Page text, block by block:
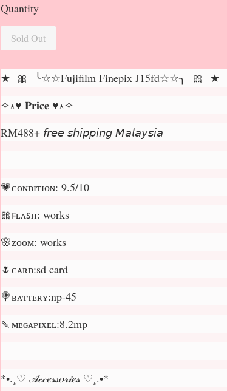
Quantity
Sold Out
★ 🎀 ╰☆☆Fujifilm Finepix J15fd☆☆╮ 🎀 ★
✧⋆♥ 𝐏𝐫𝐢𝐜𝐞 ♥⋆✧
RM488+ 𝘧𝘳𝘦𝘦 𝘴𝘩𝘪𝘱𝘱𝘪𝘯𝘨 𝘔𝘢𝘭𝘢𝘺𝘴𝘪𝘢
💗ᴄᴏɴᴅɪᴛɪᴏɴ: 9.5/10
🎀ꜰʟᴀꜱʜ: works
🌸ᴢᴏᴏᴍ: works
🌷ᴄᴀʀᴅ:sd card
🍭ʙᴀᴛᴛᴇʀʏ:np-45
🍡ᴍᴇɢᴀᴘɪxᴇʟ:8.2mp
*•.¸♡ 𝒜𝒸𝒸𝑒𝓈𝓈𝑜𝓇𝒾𝑒𝓈 ♡¸.•*